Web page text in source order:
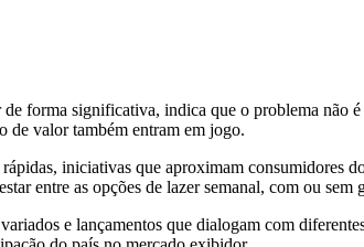
significativa, indica que o problema não é
de valor também entram em jogo.
iniciativas que aproximam consumidores
entre as opções de lazer semanal, com ou sem
e lançamentos que dialogam com